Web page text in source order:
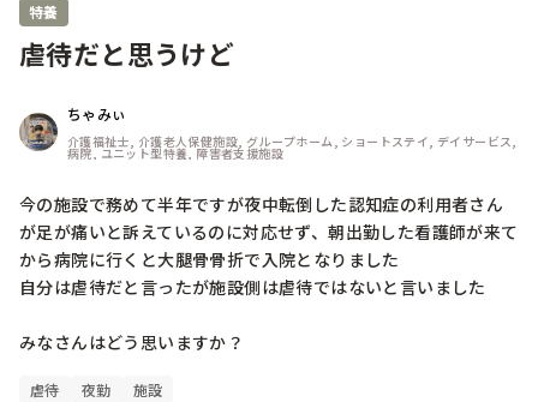
特養
虐待だと思うけど
ちゃみぃ
介護福祉士, 介護老人保健施設, グループホーム, ショートステイ, デイサービス,
病院, ユニット型特養, 障害者支援施設
今の施設で務めて半年ですが夜中転倒した認知症の利用者さん
が足が痛いと訴えているのに対応せず、朝出勤した看護師が来て
から病院に行くと大腿骨骨折で入院となりました
自分は虐待だと言ったが施設側は虐待ではないと言いました
みなさんはどう思いますか？
虐待 夜勤 施設